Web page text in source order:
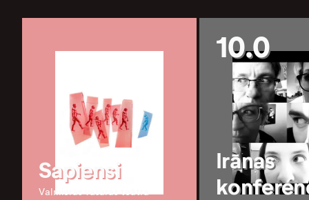
Sapiensi
Valmieras vasaras teātra
10.0
Irānas